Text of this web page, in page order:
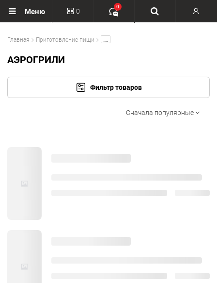
Меню 0
0
Главная Приготовление пищи
АЭРОГРИЛИ
Фильтр товаров
Сначала популярные